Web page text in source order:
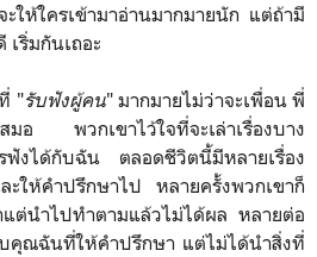
ให้ใครเข้ามาอ่านมากมายนัก แต่ถ้ามี
ริ่มกันเถอะ
"รับฟังผู้คน" มากมายไม่ว่าจะเพื่อน พี่
มอ พวกเขาไว้ใจที่จะเล่าเรื่องบาง
รฟังได้กับฉัน ตลอดชีวิตนี้มีหลายเรื่อง
ให้คำปรึกษาไป หลายครั้งพวกเขาก็
ต่นำไปทำตามแล้วไม่ได้ผล หลายต่อ
คุณฉันที่ให้คำปรึกษา แต่ไม่ได้นำสิ่งที่